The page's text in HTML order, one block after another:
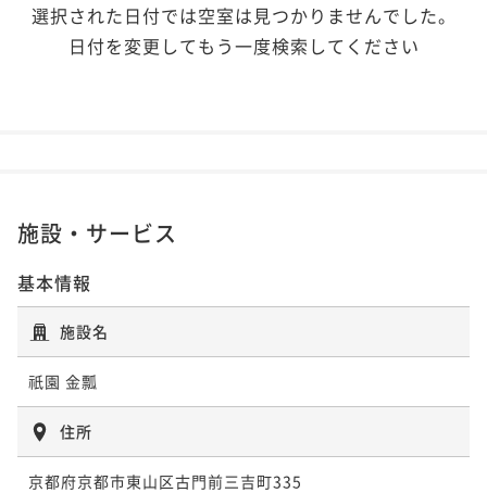
選択された日付では空室は見つかりませんでした。
日付を変更してもう一度検索してください
施設・サービス
基本情報
施設名
祇園 金瓢
住所
京都府京都市東山区古門前三吉町335